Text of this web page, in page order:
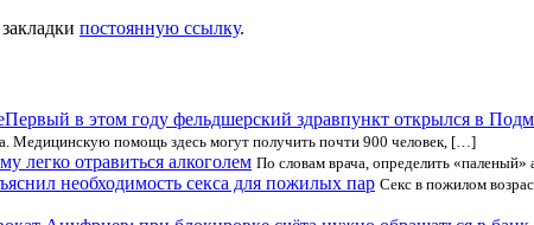
постоянную ссылку.
Первый в этом году фельдшерский здравпункт открылся в
Медицинскую помощь здесь могут получить почти 900 человек, […]
легко отравиться алкоголем По словам врача, определить «паленый»
необходимость секса для пожилых пар Секс в пожилом